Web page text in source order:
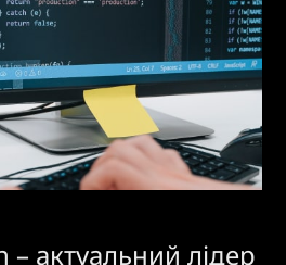
– актуальний лідер